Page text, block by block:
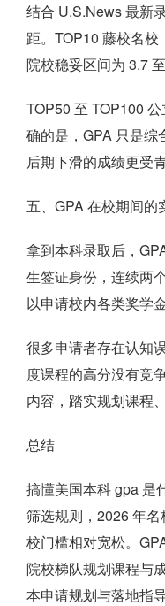
结合 U.S.News 最新
距。TOP10 藤校名
院校稳妥区间为 3.7
TOP50 至 TOP100
确的是，GPA 只是
后期下滑的成绩更受
五、GPA 在校期间的
拿到本科录取后，
生签证身份，连续两
以申请校内各类奖学
很多申请者存在认知
度课程的高分没有竞
内容，踏实规划课程
总结
搞懂美国本科 gpa 是
筛选规则，2026 年
校门槛相对宽松。
院校梯队规划课程与
本申请规划与落地指导